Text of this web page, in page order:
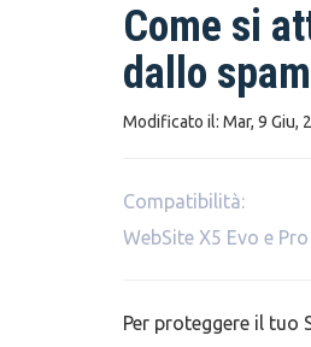
Come si
dallo
Modificato il: Mar, 9 Giu,
Compatibilità:
WebSite X5 Evo e Pro
Per proteggere il tuo